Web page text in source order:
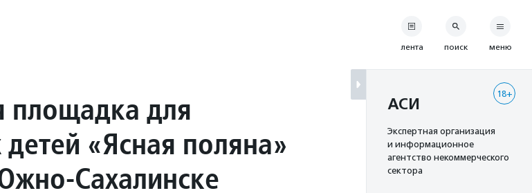
площадка для
«Ясная поляна»
Сахалинске
лента поиск меню
18+
АСИ
Экспертная организация
и информационное
агентство некоммерческого
сектора